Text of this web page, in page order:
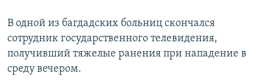
В одной из багдадских больниц скончался
сотрудник государственного телевидения,
получивший тяжелые ранения при нападение в
среду вечером.